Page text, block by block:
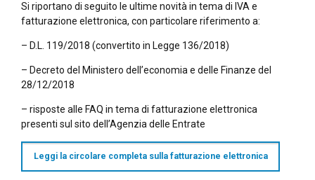
Si riportano di seguito le ultime novità in tema di IVA e
fatturazione elettronica, con particolare riferimento a:
– D.L. 119/2018 (convertito in Legge 136/2018)
– Decreto del Ministero dell’economia e delle Finanze del
28/12/2018
– risposte alle FAQ in tema di fatturazione elettronica
presenti sul sito dell’Agenzia delle Entrate
Leggi la circolare completa sulla fatturazione elettronica